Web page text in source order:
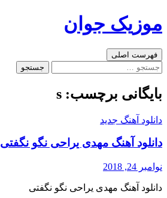
به
موزیک جوان
جست‌وجو
فهرست اصلی
جستجو
بایگانی برچسب: s
دانلود آهنگ جدید
دانلود آهنگ مهدی یراحی نگو نگفتی
نوامبر 24, 2018
دانلود آهنگ مهدی یراحی نگو نگفتی